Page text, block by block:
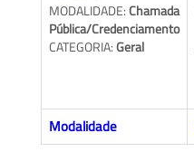
Modalidade
MODALIDADE:Chamada
Pública/Credenciamento
CATEGORIA:Geral